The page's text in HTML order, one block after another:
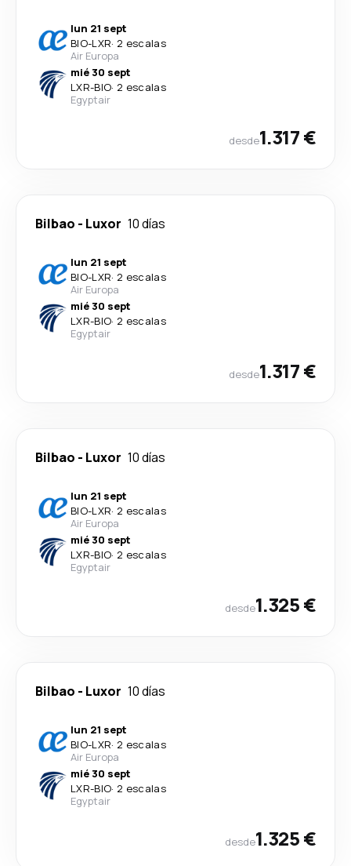
lun 21 sept
BIO-LXR· 2 escalas
Air Europa
mié 30 sept
LXR-BIO· 2 escalas
Egyptair
desde1.317 €
Bilbao - Luxor 10 días
lun 21 sept
BIO-LXR· 2 escalas
Air Europa
mié 30 sept
LXR-BIO· 2 escalas
Egyptair
desde1.317 €
Bilbao - Luxor 10 días
lun 21 sept
BIO-LXR· 2 escalas
Air Europa
mié 30 sept
LXR-BIO· 2 escalas
Egyptair
desde1.325 €
Bilbao - Luxor 10 días
lun 21 sept
BIO-LXR· 2 escalas
Air Europa
mié 30 sept
LXR-BIO· 2 escalas
Egyptair
desde1.325 €